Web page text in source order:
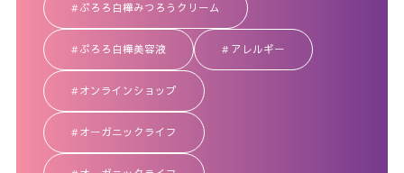
ぷろろ白樺みつろうクリーム
ぷろろ白樺美容液 アレルギー
オンラインショップ
オーガニックライフ